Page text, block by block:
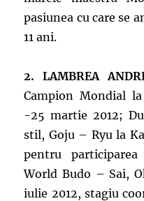
pasiunea cu care se
11 ani.
2. LAMBREA
Campion Mondial
-25 martie 2012;
stil, Goju – Ryu la
pentru
World Budo – Sai,
iulie 2012, stagiu